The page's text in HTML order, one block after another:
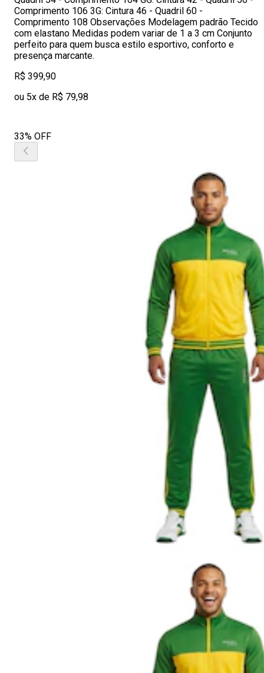
Comprimento 106 3G: Cintura 46 - Quadril 60 -
Comprimento 108 Observações Modelagem padrão Tecido
com elastano Medidas podem variar de 1 a 3 cm Conjunto
perfeito para quem busca estilo esportivo, conforto e
presença marcante.
R$ 399,90
ou 5x de R$ 79,98
33% OFF